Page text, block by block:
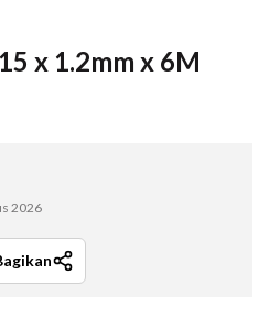
x 1.2mm x 6M
2026